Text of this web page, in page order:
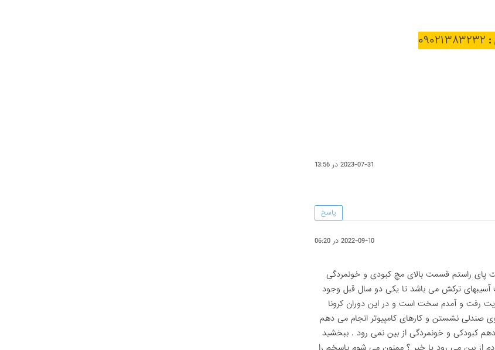
: ۰۹۰۲۱۳۸۳۲۳۲
2023-07-31 در 13:56
پاسخ
2022-09-10 در 06:20
هستم ۶۲ سالم هست پای راستم قسمت بالای مچ کبودی و خونمردگی
ترکش می باشد تا یکی دو سال قبل وجود
رفت و آمدم سخت است و در این دوران کرونا
صندلی نشستن و کارهای کامپیوتر انجام می دهم
دهم کبودکی و خونمردگی از بین نمی رود . ببخشید